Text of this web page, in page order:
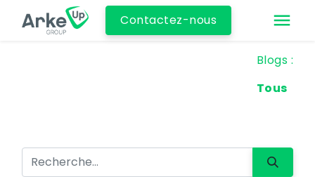
Contactez-nous
Blogs :
Tous